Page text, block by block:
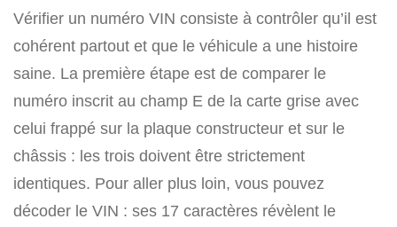
Vérifier un numéro VIN consiste à contrôler qu’il est
cohérent partout et que le véhicule a une histoire
saine. La première étape est de comparer le
numéro inscrit au champ E de la carte grise avec
celui frappé sur la plaque constructeur et sur le
châssis : les trois doivent être strictement
identiques. Pour aller plus loin, vous pouvez
décoder le VIN : ses 17 caractères révèlent le